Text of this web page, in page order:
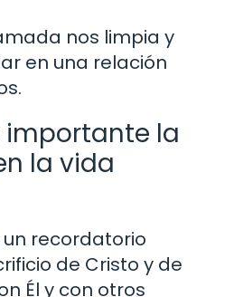
nos limpia y
en una relación
importante la
la vida
un recordatorio
de Cristo y de
Él y con otros